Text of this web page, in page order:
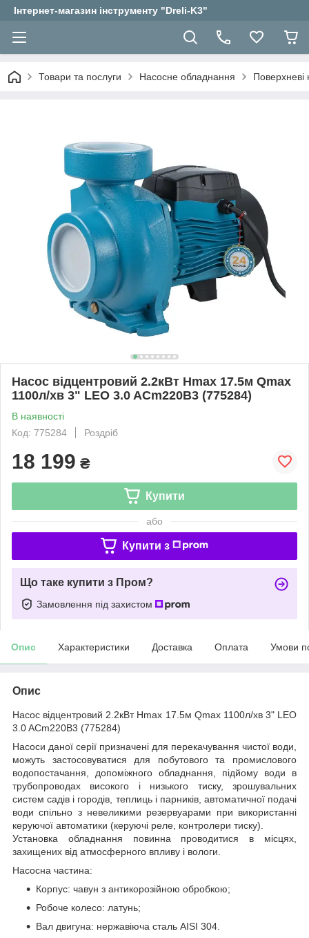
Інтернет-магазин інструменту "Dreli-K3"
Товари та послуги Насосне обладнання Поверхневі
Насос відцентровий 2.2кВт Hmax 17.5м Qmax
1100л/хв 3" LEO 3.0 ACm220B3 (775284)
В наявності
Код: 775284
Роздріб
18 199 ₴
Купити
або
Купити з
Що таке купити з Пром?
Замовлення під захистом
Опис Характеристики Доставка Оплата Умови
Опис
Насос відцентровий 2.2кВт Hmax 17.5м Qmax 1100л/хв 3" LEO
3.0 ACm220B3 (775284)
Насоси даної серії призначені для перекачування чистої води,
можуть застосовуватися для побутового та промислового
водопостачання, допоміжного обладнання, підйому води в
трубопроводах високого і низького тиску, зрошувальних
систем садів і городів, теплиць і парників, автоматичної подачі
води спільно з невеликими резервуарами при використанні
керуючої автоматики (керуючі реле, контролери тиску).
Установка обладнання повинна проводитися в місцях,
захищених від атмосферного впливу і вологи.
Насосна частина:
Корпус: чавун з антикорозійною обробкою;
Робоче колесо: латунь;
Вал двигуна: нержавіюча сталь AISI 304.